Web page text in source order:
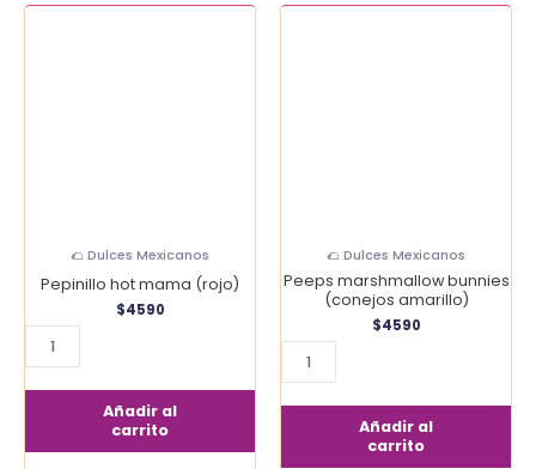
🌮 Dulces Mexicanos
Pepinillo hot mama (rojo)
$4590
Añadir al
carrito
🌮 Dulces Mexicanos
Peeps marshmallow bunnies
(conejos amarillo)
$4590
Añadir al
carrito